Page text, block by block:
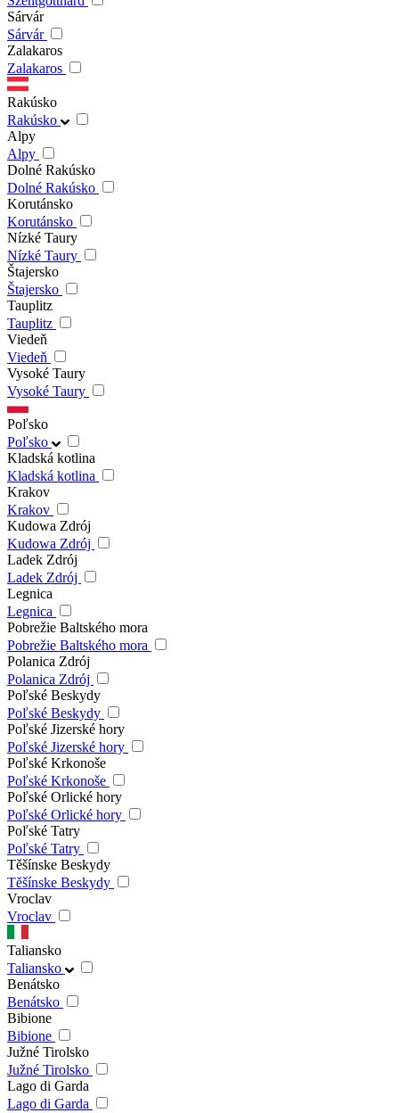
Sárvár
Sárvár
Zalakaros
Zalakaros
Rakúsko
Rakúsko
Alpy
Alpy
Dolné Rakúsko
Dolné Rakúsko
Korutánsko
Korutánsko
Nízké Taury
Nízké Taury
Štajersko
Štajersko
Tauplitz
Tauplitz
Viedeň
Viedeň
Vysoké Taury
Vysoké Taury
Poľsko
Poľsko
Kladská kotlina
Kladská kotlina
Krakov
Krakov
Kudowa Zdrój
Kudowa Zdrój
Ladek Zdrój
Ladek Zdrój
Legnica
Legnica
Pobrežie Baltského mora
Pobrežie Baltského mora
Polanica Zdrój
Polanica Zdrój
Poľské Beskydy
Poľské Beskydy
Poľské Jizerské hory
Poľské Jizerské hory
Poľské Krkonoše
Poľské Krkonoše
Poľské Orlické hory
Poľské Orlické hory
Poľské Tatry
Poľské Tatry
Těšínske Beskydy
Těšínske Beskydy
Vroclav
Vroclav
Taliansko
Taliansko
Benátsko
Benátsko
Bibione
Bibione
Južné Tirolsko
Južné Tirolsko
Lago di Garda
Lago di Garda